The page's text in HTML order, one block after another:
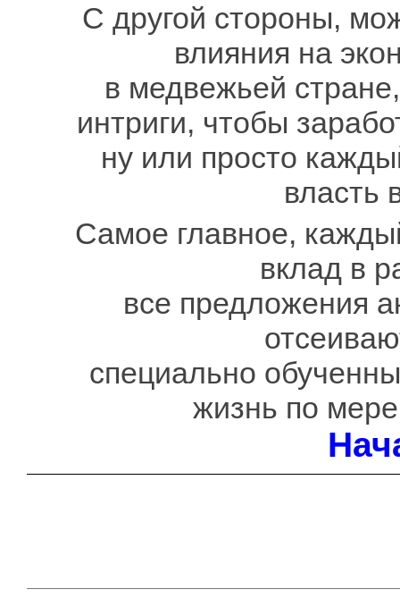
С другой стороны,
влияния на
в медвежьей
интриги, чтобы
ну или просто
власть
Самое главное,
вклад в
все предложения
специально
жизнь по